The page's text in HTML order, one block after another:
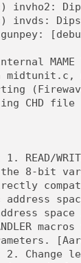
invho2:
invds:
CHD
the 8-bit
Change